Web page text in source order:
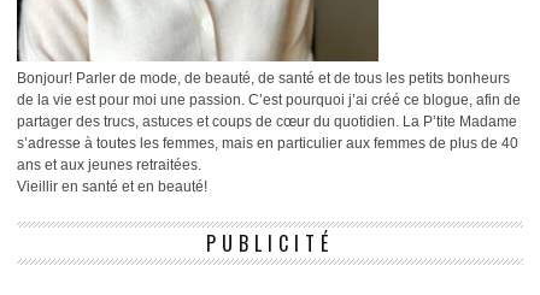
Bonjour! Parler de mode, de beauté, de santé et de tous les petits bonheurs
de la vie est pour moi une passion. C’est pourquoi j’ai créé ce blogue, afin de
partager des trucs, astuces et coups de cœur du quotidien. La P’tite Madame
s’adresse à toutes les femmes, mais en particulier aux femmes de plus de 40
ans et aux jeunes retraitées.
Vieillir en santé et en beauté!
PUBLICITÉ